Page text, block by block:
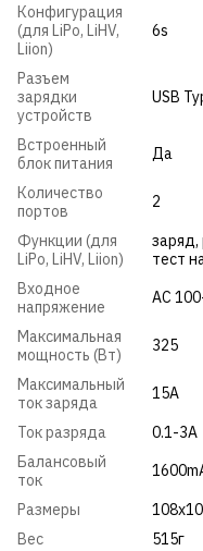
Конфигурация
(для LiPo, LiHV,
Liion)
6s
Разъем
зарядки
устройств
USB
Встроенный
блок питания
Да
Количество
портов
2
Функции (для
LiPo, LiHV, Liion)
заряд,
тест
Входное
напряжение
AC
Максимальная
мощность (Вт)
325
Максимальный
ток заряда
15A
Ток разряда
0.1-3A
Балансовый
ток
Размеры
Вес
515г